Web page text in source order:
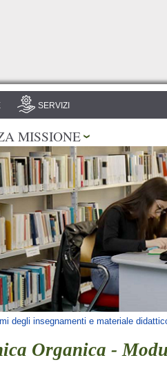
SERVIZI
MISSIONE
degli insegnamenti e materiale
Organica -